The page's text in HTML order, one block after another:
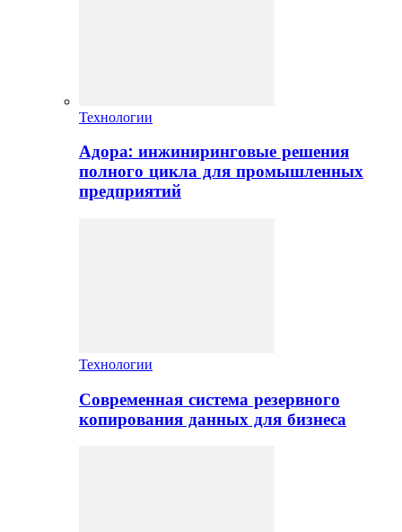
Технологии
Адора: инжиниринговые решения
полного цикла для промышленных
предприятий
Технологии
Современная система резервного
копирования данных для бизнеса